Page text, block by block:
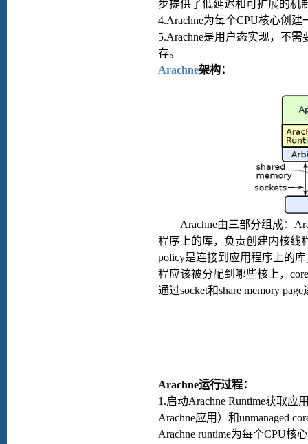
步提供了低延迟和可扩展的机
4.Arachne为每个CPU核心创建
5.Arachne是用户态实现，不需
存。
Arachne架构：
Arachne由三部分组成：
程序上的库，负责创建内核线
policy是连接到应用程序上的
程应该被分配到哪些核上，
通过socket和share memory page
Arachne运行过程：
1.启动Arachne Runtime获取应
Arachne应用）和unmanaged
Arachne runtime为每个CPU核